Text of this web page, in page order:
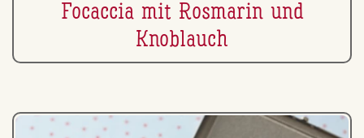
Focaccia mit Rosmarin und
Knoblauch